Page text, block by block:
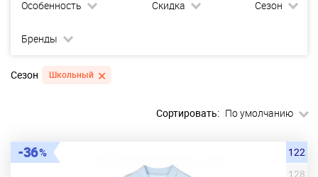
Особенность Скидка Сезон
Бренды
Сезон Школьный
Сортировать: По умолчанию
36
122
128